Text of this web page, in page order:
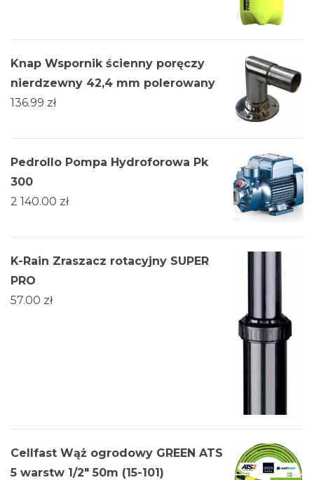
Knap Wspornik ścienny poręczy
nierdzewny 42,4 mm polerowany
136.99 zł
Pedrollo Pompa Hydroforowa Pk
300
2 140.00 zł
K-Rain Zraszacz rotacyjny SUPER
PRO
57.00 zł
Cellfast Wąż ogrodowy GREEN ATS
5 warstw 1/2" 50m (15-101)